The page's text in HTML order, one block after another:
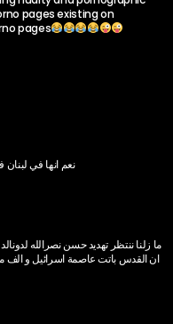
pages existing on
pages
نعم انها في
ما زلنا ننتظر تهديد حسن نصرالله
ان القدس باتت عاصمة اسرائيل و الف